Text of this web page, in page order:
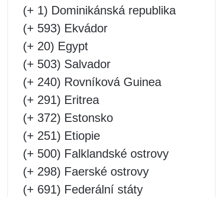
(+ 1) Dominikánská republika
(+ 593) Ekvádor
(+ 20) Egypt
(+ 503) Salvador
(+ 240) Rovníková Guinea
(+ 291) Eritrea
(+ 372) Estonsko
(+ 251) Etiopie
(+ 500) Falklandské ostrovy
(+ 298) Faerské ostrovy
(+ 691) Federální státy